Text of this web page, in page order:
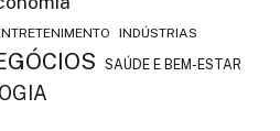
INDÚSTRIAS
SAÚDE E BEM-ESTAR